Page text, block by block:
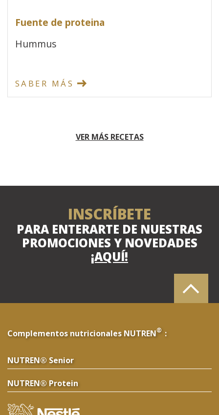
Fuente de proteina
Hummus
SABER MÁS
VER MÁS RECETAS
INSCRÍBETE
PARA ENTERARTE DE NUESTRAS
PROMOCIONES Y NOVEDADES
¡AQUÍ!
Complementos nutricionales NUTREN® :
NUTREN® Senior
NUTREN® Protein